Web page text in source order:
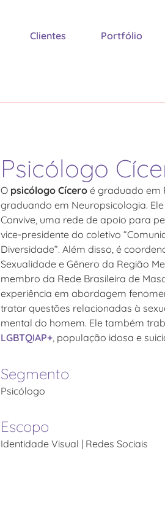
Clientes Portfólio
Psicólogo
O psicólogo Cícero é graduado em
graduando em Neuropsicologia.
Convive, uma rede de apoio para
vice-presidente do coletivo
Diversidade”. Além disso, é
Sexualidade e Gênero da Região
membro da Rede Brasileira de
experiência em abordagem
tratar questões relacionadas à
mental do homem. Ele também
LGBTQIAP+, população idosa e
Segmento
Psicólogo
Escopo
Identidade Visual | Redes Sociais